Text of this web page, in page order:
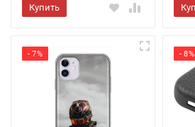
Купить
- 7% - 8%